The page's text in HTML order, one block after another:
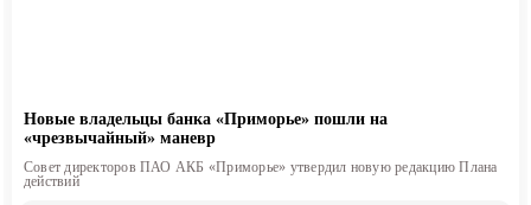
Новые владельцы банка «Приморье» пошли на
«чрезвычайный» маневр
Совет директоров ПАО АКБ «Приморье» утвердил новую редакцию Плана
действий